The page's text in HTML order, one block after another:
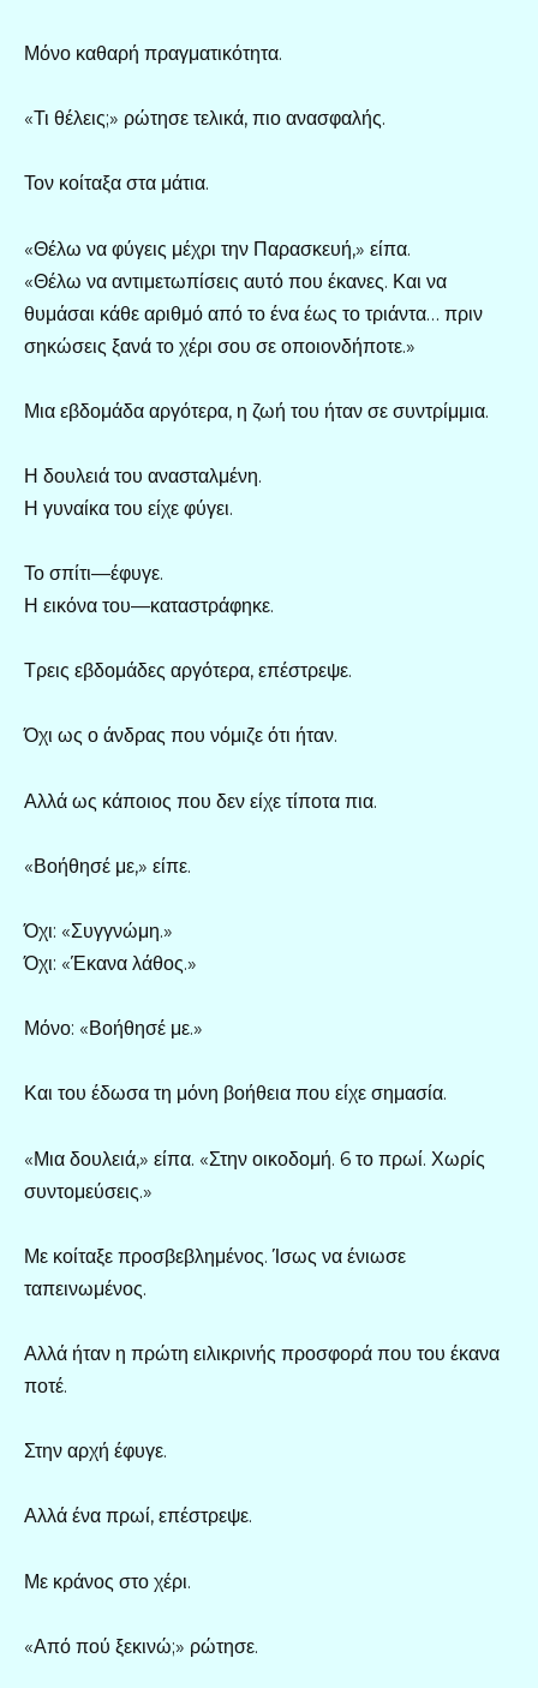
Μόνο καθαρή πραγματικότητα.
«Τι θέλεις;» ρώτησε τελικά, πιο ανασφαλής.
Τον κοίταξα στα μάτια.
«Θέλω να φύγεις μέχρι την Παρασκευή,» είπα.
«Θέλω να αντιμετωπίσεις αυτό που έκανες. Και να
θυμάσαι κάθε αριθμό από το ένα έως το τριάντα… πριν
σηκώσεις ξανά το χέρι σου σε οποιονδήποτε.»
Μια εβδομάδα αργότερα, η ζωή του ήταν σε συντρίμμια.
Η δουλειά του ανασταλμένη.
Η γυναίκα του είχε φύγει.
Το σπίτι—έφυγε.
Η εικόνα του—καταστράφηκε.
Τρεις εβδομάδες αργότερα, επέστρεψε.
Όχι ως ο άνδρας που νόμιζε ότι ήταν.
Αλλά ως κάποιος που δεν είχε τίποτα πια.
«Βοήθησέ με,» είπε.
Όχι: «Συγγνώμη.»
Όχι: «Έκανα λάθος.»
Μόνο: «Βοήθησέ με.»
Και του έδωσα τη μόνη βοήθεια που είχε σημασία.
«Μια δουλειά,» είπα. «Στην οικοδομή. 6 το πρωί. Χωρίς
συντομεύσεις.»
Με κοίταξε προσβεβλημένος. Ίσως να ένιωσε
ταπεινωμένος.
Αλλά ήταν η πρώτη ειλικρινής προσφορά που του έκανα
ποτέ.
Στην αρχή έφυγε.
Αλλά ένα πρωί, επέστρεψε.
Με κράνος στο χέρι.
«Από πού ξεκινώ;» ρώτησε.